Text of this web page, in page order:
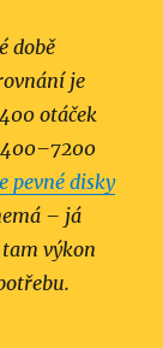
době
je
otáček
pevné disky
– já
výkon